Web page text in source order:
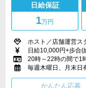
日給保証
1万円
ホスト／店舗運営ス
日給10,000円+歩合
20時～22時の間で1
毎週木曜日、月末日